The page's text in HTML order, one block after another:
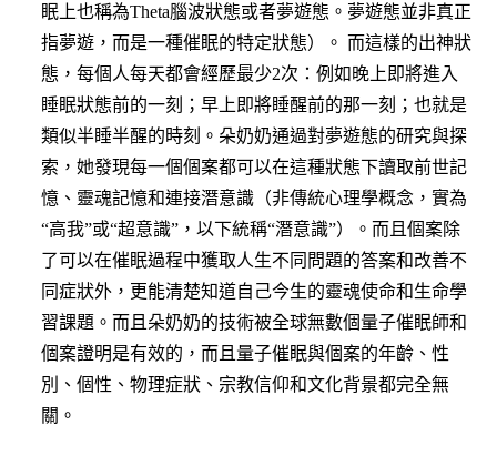
眠上也稱為Theta腦波狀態或者夢遊態。夢遊態並非真正
指夢遊，而是一種催眠的特定狀態）。 而這樣的出神狀
態，每個人每天都會經歷最少2次：例如晚上即將進入
睡眠狀態前的一刻；早上即將睡醒前的那一刻；也就是
類似半睡半醒的時刻。朵奶奶通過對夢遊態的研究與探
索，她發現每一個個案都可以在這種狀態下讀取前世記
憶、靈魂記憶和連接潛意識（非傳統心理學概念，實為
“高我”或“超意識”，以下統稱“潛意識”）。而且個案除
了可以在催眠過程中獲取人生不同問題的答案和改善不
同症狀外，更能清楚知道自己今生的靈魂使命和生命學
習課題。而且朵奶奶的技術被全球無數個量子催眠師和
個案證明是有效的，而且量子催眠與個案的年齡、性
別、個性、物理症狀、宗教信仰和文化背景都完全無
關。